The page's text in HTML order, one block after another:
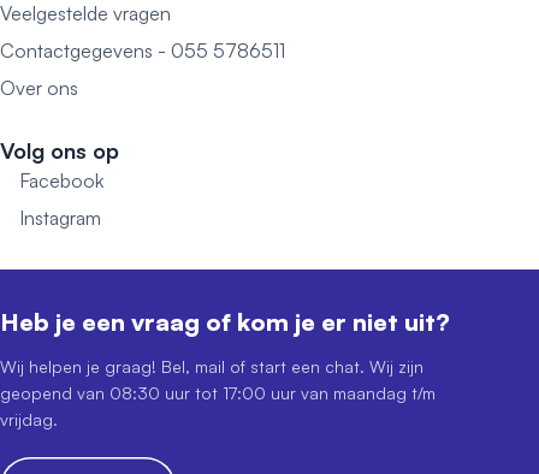
Veelgestelde vragen
Contactgegevens - 055 5786511
Over ons
Volg ons op
Facebook
Instagram
Heb je een vraag of kom je er niet uit?
Wij helpen je graag! Bel, mail of start een chat. Wij zijn
geopend van 08:30 uur tot 17:00 uur van maandag t/m
vrijdag.